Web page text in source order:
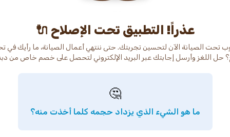
عذراً! التطبيق تحت الإصلاح 🔌
تحت الصيانة الآن لتحسين تجربتك. حتى ننتهي أعمال الصيانة، ما رأيك في
حل اللغز وأرسل إجابتك عبر البريد الإلكتروني لتحصل على خصم خاص من
🤔
ما هو الشيء الذي يزداد حجمه كلما أخذت منه؟